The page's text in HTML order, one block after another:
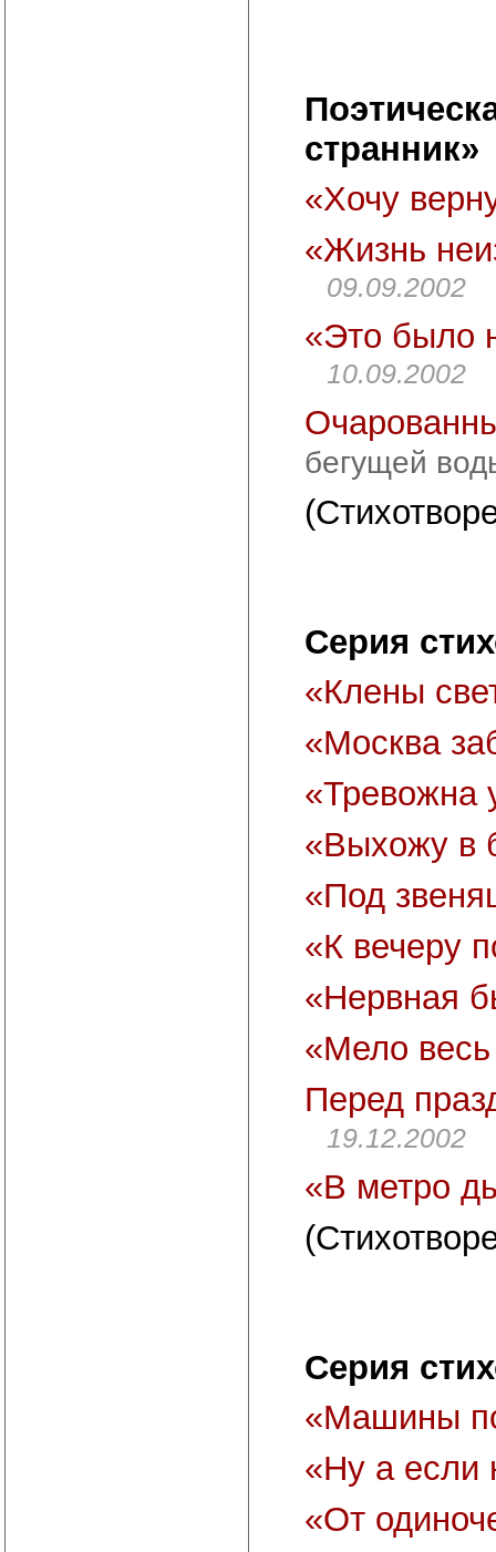
странник»
«Хочу
«Жизнь
09.09.2002
«Это было
10.09.2002
бегущей
Серия
«Клены
«Москва
«Тревожна
«Выхожу в
«Под
«К вечеру
«Нервная
«Мело
Перед
19.12.2002
«В метро
Серия
«Машины
«Ну а если
«От